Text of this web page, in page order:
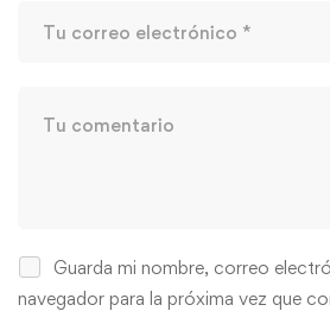
Guarda mi nombre, correo
navegador para la próxima vez que